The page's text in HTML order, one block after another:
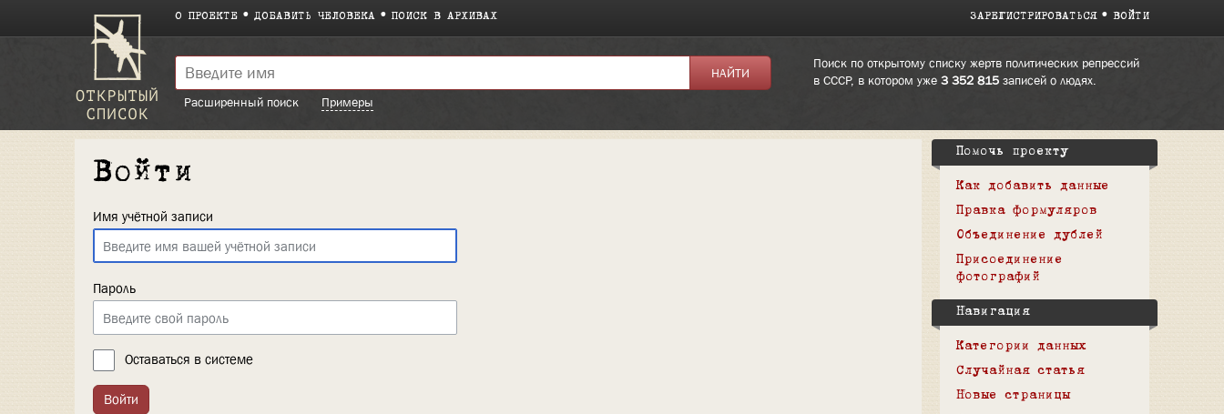
О ПРОЕКТЕ ДОБАВИТЬ ЧЕЛОВЕКА ПОИСК В АРХИВАХ ЗАРЕГИСТРИРОВАТЬСЯ ВОЙТИ
Поиск по открытому списку жертв политических репрессий
в СССР, в котором уже 3 352 815записей о людях.
Расширенный поиск
Примеры
Войти
Имя учётной записи
Пароль
Оставаться в системе
Войти
Помочь проекту
Как добавить данные
Правка формуляров
Объединение дублей
Присоединение
фотографий
Навигация
Категории данных
Случайная статья
Новые страницы